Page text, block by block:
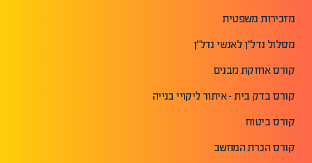
מזכירות משפטית
מסלול נדל"ן לאנשי נדל"ן
קורס אחזקת מבנים
קורס בדק בית - איתור ליקויי בנייה
קורס ביטוח
קורס הכרת המחשב